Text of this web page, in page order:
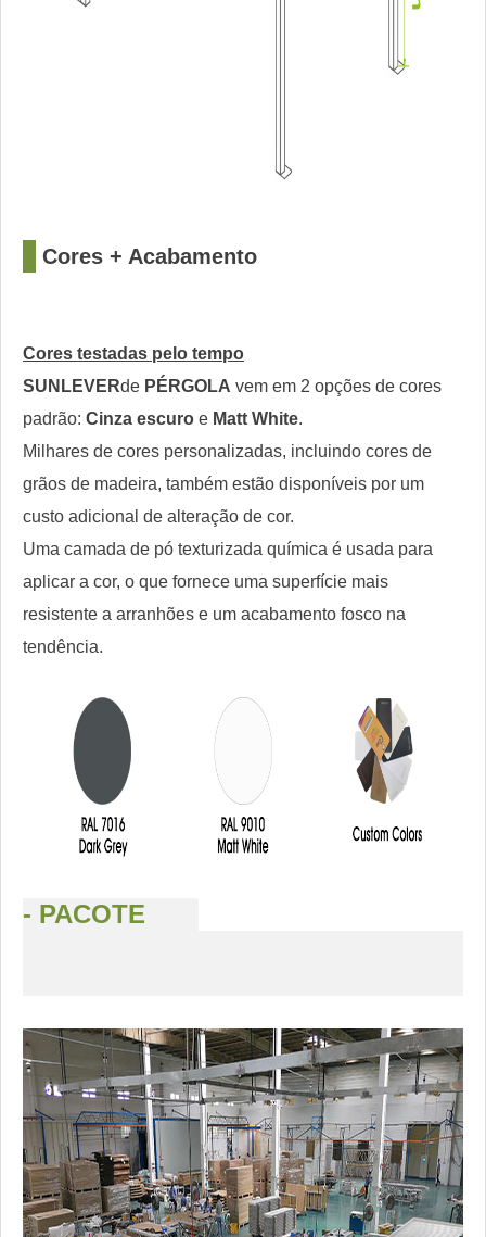
Cores + Acabamento
Cores testadas pelo tempo
SUNLEVERde PÉRGOLA vem em 2 opções de cores
padrão: Cinza escuro e Matt White.
Milhares de cores personalizadas, incluindo cores de
grãos de madeira, também estão disponíveis por um
custo adicional de alteração de cor.
Uma camada de pó texturizada química é usada para
aplicar a cor, o que fornece uma superfície mais
resistente a arranhões e um acabamento fosco na
tendência.
- PACOTE